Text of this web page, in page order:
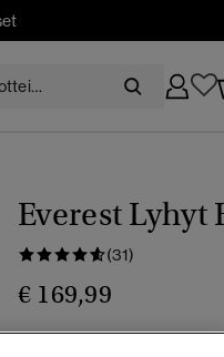
Everest
(31)
€ 169,99